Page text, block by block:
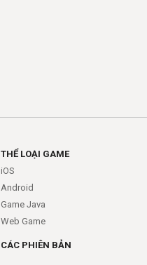
THỂ LOẠI GAME
iOS
Android
Game Java
Web Game
CÁC PHIÊN BẢN